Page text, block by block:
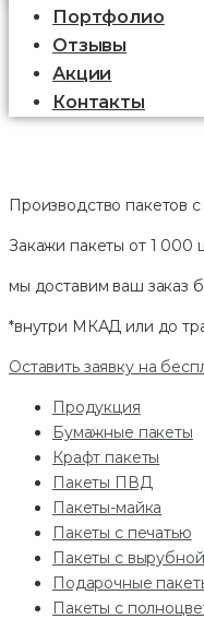
Портфолио
Отзывы
Акции
Контакты
Производство пакетов
Закажи пакеты от 1 000
мы доставим ваш заказ
*внутри МКАД или до
Оставить заявку на
Продукция
Бумажные пакеты
Крафт пакеты
Пакеты ПВД
Пакеты-майка
Пакеты с печатью
Пакеты с
Подарочные
Пакеты с